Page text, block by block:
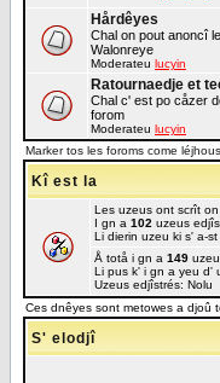
Hårdêyes
Chal on pout anoncî
Walonreye
Moderateu lucyin
Ratournaedje et
Chal c' est po cåzer
forom
Moderateu lucyin
Marker tos les foroms come léjhous
Kî est la
Les uzeus ont scrît
I gn a 102 uzeus
Li dierin uzeu ki s' a-
Å totå i gn a 149
Li pus k' i gn a yeu d'
Uzeus edjîstrés: Nolu
Ces dnêyes sont metowes a djoû
S' elodjî